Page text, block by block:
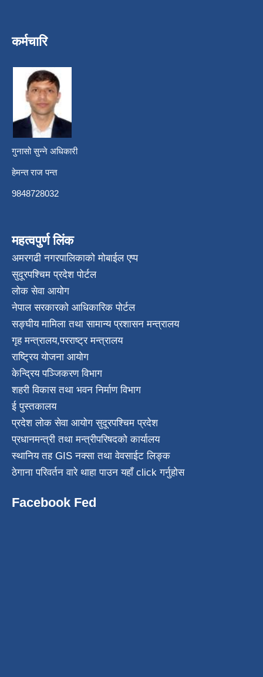
कर्मचारि
गुनासो सुन्ने अधिकारी
हेमन्त राज पन्त
9848728032
महत्वपुर्ण लिंक
अमरगढी नगरपालिकाको मोबाईल एप्प
सुदूरपश्चिम प्रदेश पोर्टल
लोक सेवा आयोग
नेपाल सरकारको आधिकारिक पोर्टल
सङ्घीय मामिला तथा सामान्य प्रशासन मन्त्रालय
गृह मन्त्रालय,परराष्ट्र मन्त्रालय
राष्ट्रिय योजना आयोग
केन्द्रिय पञ्जिकरण विभाग
शहरी विकास तथा भवन निर्माण विभाग
ई पुस्तकालय
प्रदेश लोक सेवा आयोग सुदूरपश्चिम प्रदेश
प्रधानमन्त्री तथा मन्त्रीपरिषदको कार्यालय
स्थानिय तह GIS नक्सा तथा वेवसाईट लिङ्क
ठेगाना परिवर्तन वारे थाहा पाउन यहाँ click गर्नुहोस
Facebook Fed